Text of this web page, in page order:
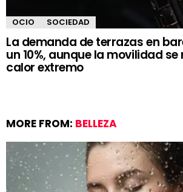
OCIO SOCIEDAD
La demanda de terrazas en
un 10%, aunque la movilidad
calor extremo
MORE FROM: BELLEZA